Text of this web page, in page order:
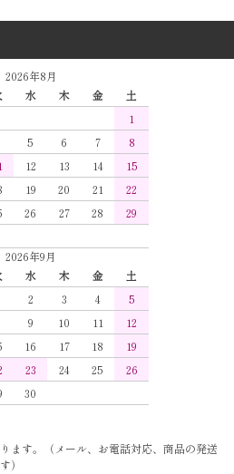
2026年8月
水 木 金
土
1
5 6 7
8
12 13 14
15
19 20 21
22
26 27 28
29
2026年9月
水 木 金
土
2 3 4
5
9 10 11
12
16 17 18
19
23 24 25
26
30
ます。（メール、お電話対応、商品の発送
）